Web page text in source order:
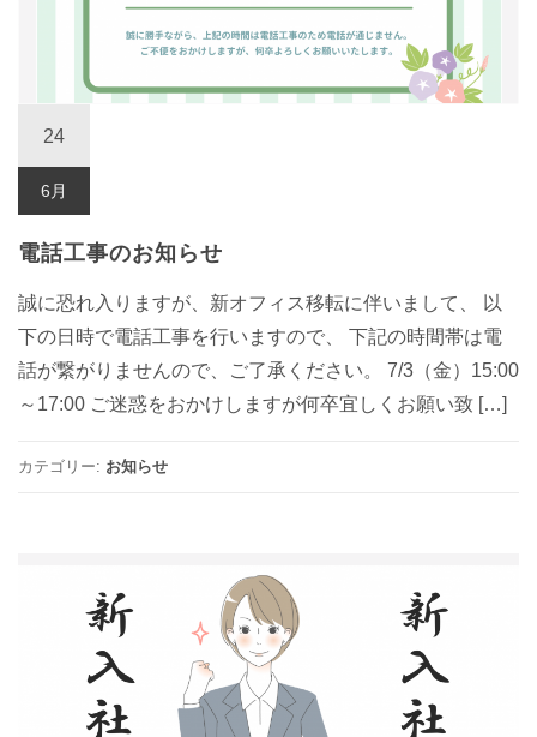
24
6月
電話工事のお知らせ
誠に恐れ入りますが、新オフィス移転に伴いまして、 以
下の日時で電話工事を行いますので、 下記の時間帯は電
話が繋がりませんので、ご了承ください。 7/3（金）15:00
～17:00 ご迷惑をおかけしますが何卒宜しくお願い致 […]
カテゴリー: お知らせ